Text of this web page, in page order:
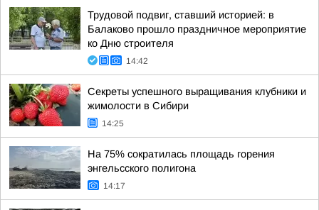
Трудовой подвиг, ставший историей: в
Балаково прошло праздничное мероприятие
ко Дню строителя
14:42
Секреты успешного выращивания клубники и
жимолости в Сибири
14:25
На 75% сократилась площадь горения
энгельсского полигона
14:17